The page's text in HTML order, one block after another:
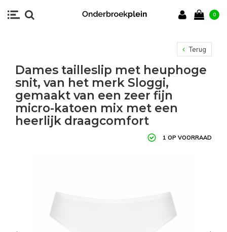
0
Terug
Dames tailleslip met heuphoge
snit, van het merk Sloggi,
gemaakt van een zeer fijn
micro-katoen mix met een
heerlijk draagcomfort
1 OP VOORRAAD